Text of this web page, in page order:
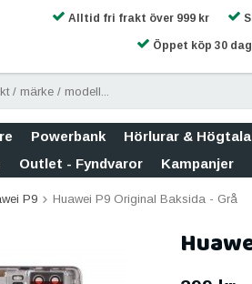
Alltid fri frakt över 999 kr
Öppet köp 30
Powerbank Hörlurar &
Outlet - Fyndvaror Kampanjer
P9 Huawei P9 Original Baksida - Grå